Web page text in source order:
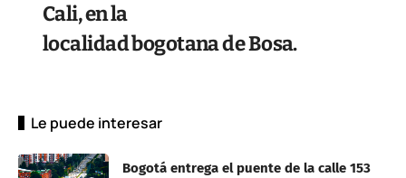
Cali, en la
localidad bogotana de Bosa.
Le puede interesar
Bogotá entrega el puente de la calle 153